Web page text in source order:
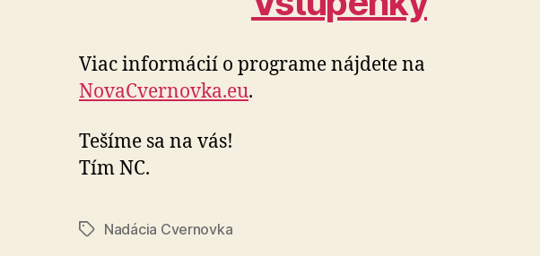
Viac informácií o programe nájdete na
NovaCvernovka.eu.
Tešíme sa na vás!
Tím NC.
ZnačkyNadácia Cvernovka